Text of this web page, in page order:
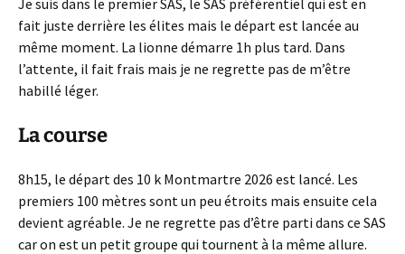
fait juste derrière les élites mais le départ est lancée au
même moment. La lionne démarre 1h plus tard. Dans
l’attente, il fait frais mais je ne regrette pas de m’être
habillé léger.
La course
8h15, le départ des 10 k Montmartre 2026 est lancé. Les
premiers 100 mètres sont un peu étroits mais ensuite cela
devient agréable. Je ne regrette pas d’être parti dans ce SAS
car on est un petit groupe qui tournent à la même allure.